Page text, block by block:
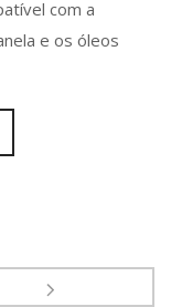
com a
e os óleos